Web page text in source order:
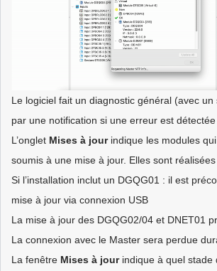
Le logiciel fait un diagnostic général (avec
par une notification si une erreur est
L’onglet Mises à jour indique les modules
soumis à une mise à jour. Elles sont
Si l’installation inclut un DGQG01 : il est
mise à jour via connexion USB
La mise à jour des DGQG02/04 et DNET01
La connexion avec le Master sera perdue
La fenêtre Mises à jourindique à quel stade